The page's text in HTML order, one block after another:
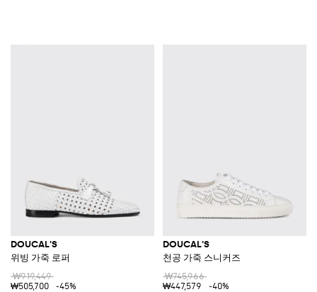
DOUCAL'S
위빙 가죽 로퍼
₩919,449
₩505,700
-45%
DOUCAL'S
천공 가죽 스니커즈
₩745,966
₩447,579
-40%